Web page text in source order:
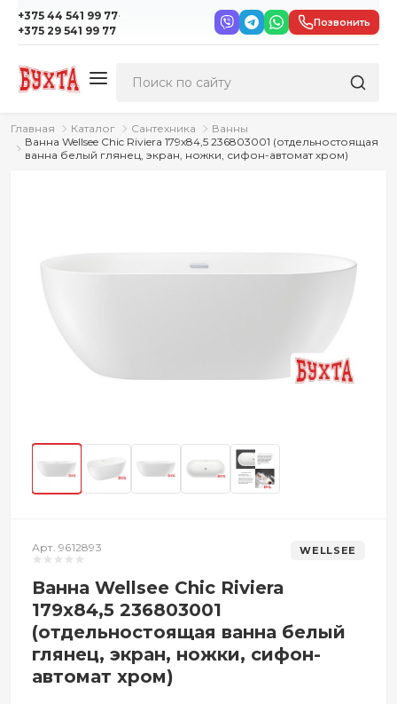
+375 44 541 99 77·
+375 29 541 99 77
Позвонить
Главная Каталог Сантехника
Ванны
Ванна Wellsee Chic Riviera 179x84,5 236803001 (отдельностоящая
ванна белый глянец, экран, ножки, сифон-автомат хром)
Арт. 9612893 WELLSEE
Ванна Wellsee Chic Riviera
179x84,5 236803001
(отдельностоящая ванна белый
глянец, экран, ножки, сифон-
автомат хром)